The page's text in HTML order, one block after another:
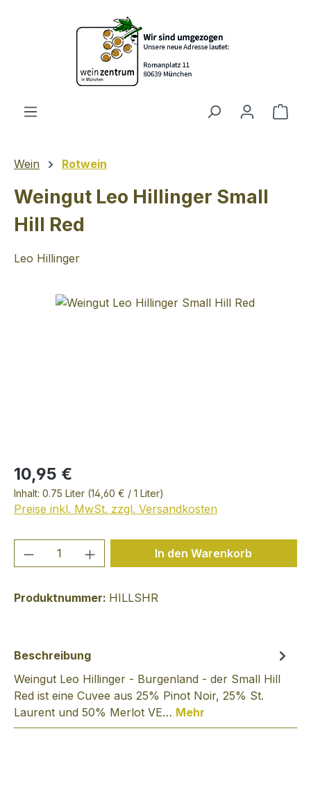
Zum Hauptinhalt springen
Wein Rotwein
Weingut Leo Hillinger Small
Hill Red
Leo Hillinger
Bildergalerie überspringen
10,95 €
Inhalt: 0.75 Liter (14,60 € / 1 Liter)
Preise inkl. MwSt. zzgl. Versandkosten
Produkt Anzahl: Gib denIn den Warenkorb
Produktnummer: HILLSHR
Beschreibung
Weingut Leo Hillinger - Burgenland - der Small Hill
Red ist eine Cuvee aus 25% Pinot Noir, 25% St.
Laurent und 50% Merlot VE… Mehr